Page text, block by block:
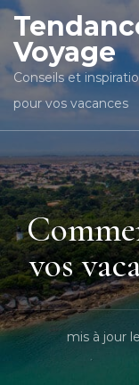
Voyage
Conseils et
pour vos vacances
vos
mis à jour le